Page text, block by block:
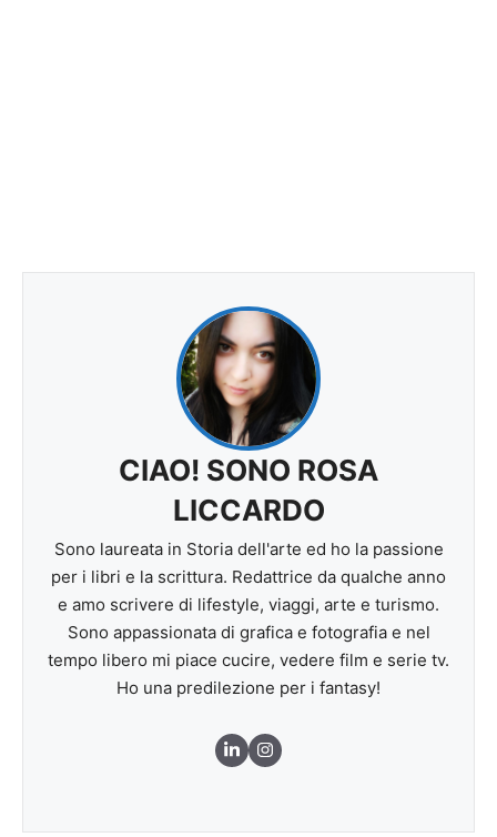
CIAO! SONO ROSA
LICCARDO
Sono laureata in Storia dell'arte ed ho la passione
per i libri e la scrittura. Redattrice da qualche anno
e amo scrivere di lifestyle, viaggi, arte e turismo.
Sono appassionata di grafica e fotografia e nel
tempo libero mi piace cucire, vedere film e serie tv.
Ho una predilezione per i fantasy!